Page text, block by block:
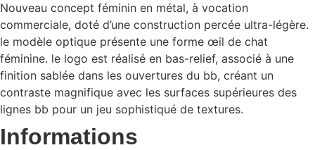
Nouveau concept féminin en métal, à vocation
commerciale, doté d’une construction percée ultra-légère.
le modèle optique présente une forme œil de chat
féminine. le logo est réalisé en bas-relief, associé à une
finition sablée dans les ouvertures du bb, créant un
contraste magnifique avec les surfaces supérieures des
lignes bb pour un jeu sophistiqué de textures.
Informations